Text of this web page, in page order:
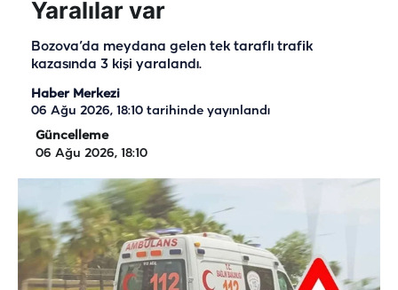
Yaralılar var
Bozova’da meydana gelen tek taraflı trafik
kazasında 3 kişi yaralandı.
Haber Merkezi
06 Ağu 2026, 18:10 tarihinde yayınlandı
Güncelleme
06 Ağu 2026, 18:10